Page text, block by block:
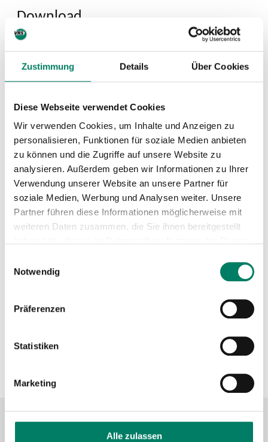
Zustimmung Details Über Cookies
Diese Webseite verwendet Cookies
Wir verwenden Cookies, um Inhalte und Anzeigen zu
personalisieren, Funktionen für soziale Medien anbieten
zu können und die Zugriffe auf unsere Website zu
analysieren. Außerdem geben wir Informationen zu Ihrer
Verwendung unserer Website an unsere Partner für
soziale Medien, Werbung und Analysen weiter. Unsere
Partner führen diese Informationen möglicherweise mit
weiteren Daten zusammen, die Sie ihnen bereitgestellt
Notwendig
Präferenzen
Statistiken
Marketing
Alle zulassen
Download
Linienkarte
PDF27 KIB
Mini-Fahrplan
Betreiber
Oberbergische Verkehrsgesellschaft
mbH
https://www.ovaginfo.de
Verkehrsverbund
https://www.vrs.de